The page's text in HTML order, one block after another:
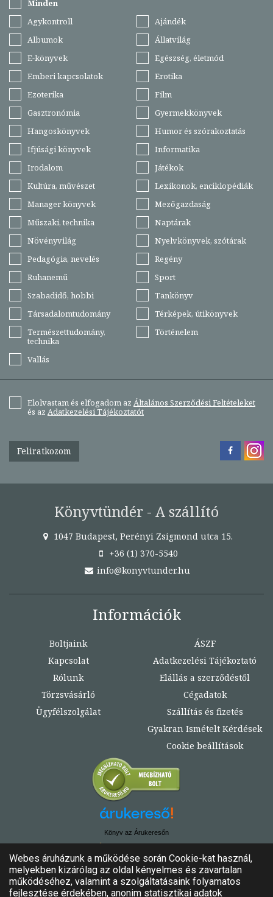
Minden
Agykontroll
Ajándék
Albumok
Állatvilág
E-könyvek
Egészség, életmód
Emberi kapcsolatok
Erotika
Ezoterika
Film
Gasztronómia
Gyermekkönyvek
Hangoskönyvek
Humor és szórakoztatás
Ifjúsági könyvek
Informatika
Irodalom
Játékok
Kultúra, művészet
Lexikonok, enciklopédiák
Manager könyvek
Mezőgazdaság
Műszaki, technika
Naptárak
Növényvilág
Nyelvkönyvek, szótárak
Pedagógia, nevelés
Regény
Ruhanemű
Sport
Szabadidő, hobbi
Tankönyv
Társadalomtudomány
Térképek, útikönyvek
Természettudomány,
technika
Történelem
Vallás
Elolvastam és elfogadom az Általános Szerződési Feltételeket
és az Adatkezelési Tájékoztatót
Feliratkozom
Könyvtündér - A szállító
1047 Budapest, Perényi Zsigmond utca 15.
+36 (1) 370-5540
info@konyvtunder.hu
Információk
Boltjaink
Kapcsolat
Rólunk
Törzsvásárló
Ügyfélszolgálat
ÁSZF
Adatkezelési Tájékoztató
Elállás a szerződéstől
Cégadatok
Szállítás és fizetés
Gyakran Ismételt Kérdések
Cookie beállítások
Könyv az Árukeresőn